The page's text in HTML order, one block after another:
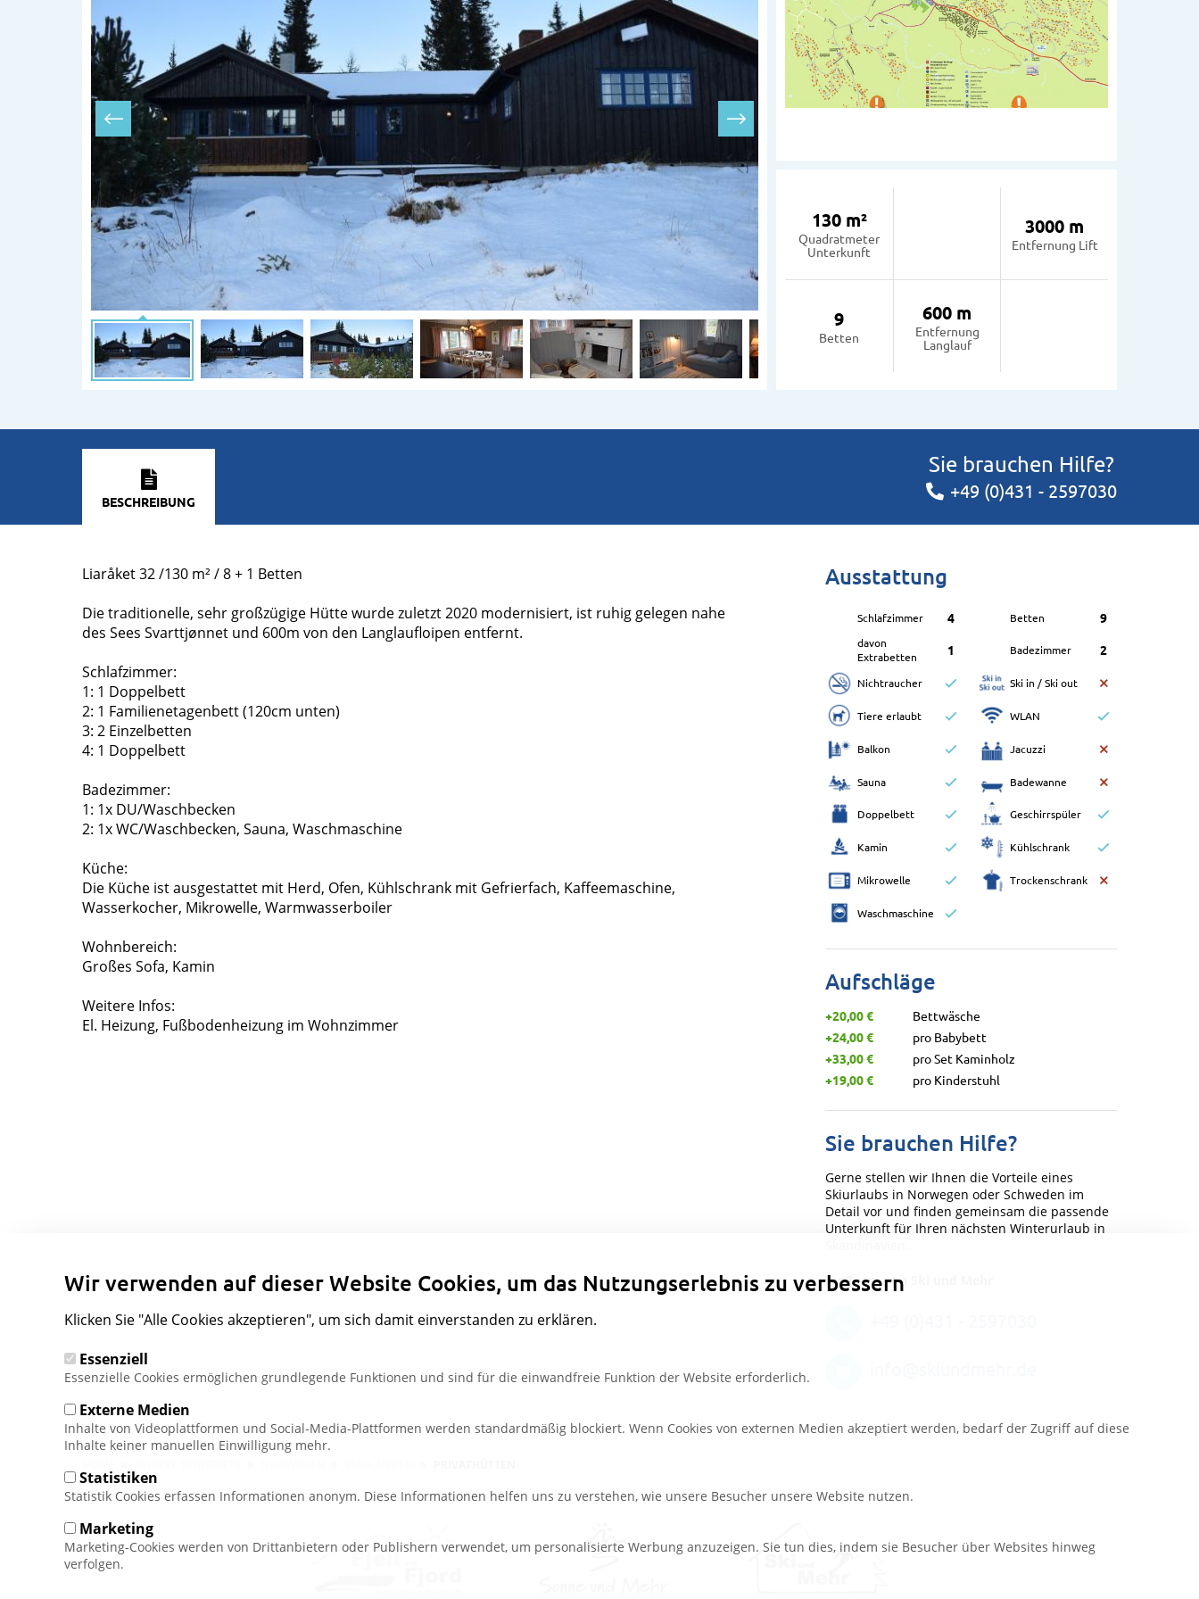
130 m²
Quadratmeter
Unterkunft
3000 m
Entfernung Lift
9
Betten
600 m
Entfernung
Langlauf
BESCHREIBUNG
Sie brauchen Hilfe?
+49 (0)431 - 2597030
Liaråket 32 /130 m² / 8 + 1 Betten
Die traditionelle, sehr großzügige Hütte wurde zuletzt 2020 modernisiert, ist ruhig gelegen nahe
des Sees Svarttjønnet und 600m von den Langlaufloipen entfernt.
Schlafzimmer:
1: 1 Doppelbett
2: 1 Familienetagenbett (120cm unten)
3: 2 Einzelbetten
4: 1 Doppelbett
Badezimmer:
1: 1x DU/Waschbecken
2: 1x WC/Waschbecken, Sauna, Waschmaschine
Küche:
Die Küche ist ausgestattet mit Herd, Ofen, Kühlschrank mit Gefrierfach, Kaffeemaschine,
Wasserkocher, Mikrowelle, Warmwasserboiler
Wohnbereich:
Großes Sofa, Kamin
Weitere Infos:
El. Heizung, Fußbodenheizung im Wohnzimmer
Ausstattung
Schlafzimmer 4 Betten 9
davon
Extrabetten
1 Badezimmer 2
Nichtraucher Ski in / Ski out
Tiere erlaubt WLAN
Balkon Jacuzzi
Sauna Badewanne
Doppelbett Geschirrspüler
Kamin Kühlschrank
Mikrowelle Trockenschrank
Waschmaschine
Aufschläge
+20,00 €
Bettwäsche
+24,00 €
pro Babybett
+33,00 €
pro Set Kaminholz
+19,00 €
pro Kinderstuhl
Sie brauchen Hilfe?
Gerne stellen wir Ihnen die Vorteile eines
Skiurlaubs in Norwegen oder Schweden im
Detail vor und finden gemeinsam die passende
Unterkunft für Ihren nächsten Winterurlaub in
Ihr Team von Ski und Mehr
Pfadnavigation
Wir verwenden auf dieser Website Cookies, um das Nutzungserlebnis zu verbessern
Klicken Sie "Alle Cookies akzeptieren", um sich damit einverstanden zu erklären.
Essenziell
Essenzielle Cookies ermöglichen grundlegende Funktionen und sind für die einwandfreie Funktion der Website erforderlich.
Externe Medien
Inhalte von Videoplattformen und Social-Media-Plattformen werden standardmäßig blockiert. Wenn Cookies von externen Medien akzeptiert werden, bedarf der Zugriff auf diese
Inhalte keiner manuellen Einwilligung mehr.
Statistiken
Statistik Cookies erfassen Informationen anonym. Diese Informationen helfen uns zu verstehen, wie unsere Besucher unsere Website nutzen.
Marketing
Marketing-Cookies werden von Drittanbietern oder Publishern verwendet, um personalisierte Werbung anzuzeigen. Sie tun dies, indem sie Besucher über Websites hinweg
verfolgen.